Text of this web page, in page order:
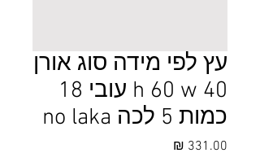
עץ לפי מידה סוג אורן
h 60 w 40 עובי 18
כמות 5 לכה no laka